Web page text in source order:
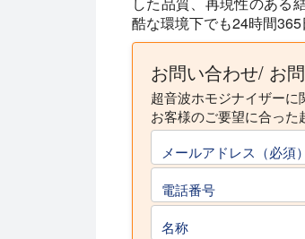
酷な環境下でも24時間365
お問い合わせ/ お
超音波ホモジナイザーに
お客様のご要望に合った
メールアドレス（必須）
電話番号
名称